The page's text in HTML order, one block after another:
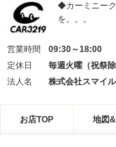
◆カーミニー
を。。。
営業時間
09:30～18:00
定休日
毎週火曜（祝祭除
法人名
株式会社スマイ
お店TOP 地図